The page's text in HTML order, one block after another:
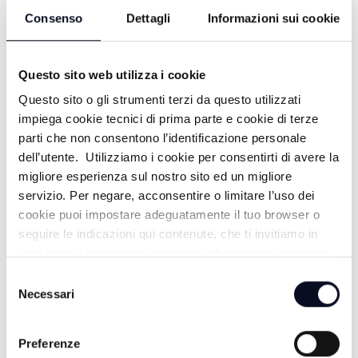
Consenso Dettagli Informazioni sui cookie
Questo sito web utilizza i cookie
Questo sito o gli strumenti terzi da questo utilizzati
impiega cookie tecnici di prima parte e cookie di terze
parti che non consentono l’identificazione personale
dell’utente. Utilizziamo i cookie per consentirti di avere la
migliore esperienza sul nostro sito ed un migliore
servizio. Per negare, acconsentire o limitare l’uso dei
cookie puoi impostare adeguatamente il tuo browser o
seguire le indicazioni qui contenute, che ti invitiamo in
delNecessari
Preferenze
ALTRE NOTIZIE